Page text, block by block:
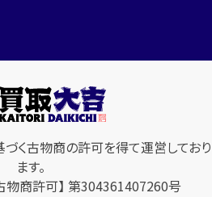
く古物商の許可を得て運営しており
ます。
物商許可】 第304361407260号